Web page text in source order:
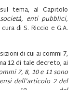
tema, al Capitolo
enti pubblici,
di S. Riccio e G.A.
di cui ai commi 7,
12 di tale decreto, ai
7, 8, 10 e 11 sono
dell'articolo 2 del